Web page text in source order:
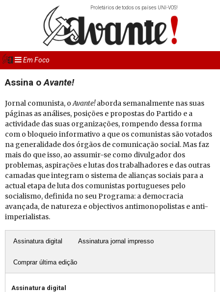
Proletários de todos os países UNI-VOS!
Em Foco
Assina oAvante!
Jornal comunista, oAvante!aborda semanalmente nas suas
páginas as análises, posições e propostas do Partido e a
actividade das suas organizações, rompendo dessa forma
com o bloqueio informativo a que os comunistas são votados
na generalidade dos órgãos de comunicação social. Mas faz
mais do que isso, ao assumir-se como divulgador dos
problemas, aspirações e lutas dos trabalhadores e das outras
camadas que integram o sistema de alianças sociais para a
actual etapa de luta dos comunistas portugueses pelo
socialismo, definida no seu Programa: a democracia
avançada, de natureza e objectivos antimonopolistas e anti-
imperialistas.
Assinatura digital Assinatura jornal impresso
Comprar última edição
Assinatura digital